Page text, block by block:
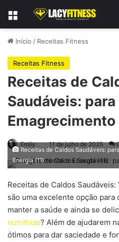
Menu
Início / Receitas Fitness
Receitas Fitness
Receitas de
Saudáveis:
Emagrecimento
Emily 11 de julho de 2025
Receitas de Caldos Saudáveis:
Energia (11)
Receitas de Caldos
são uma excelente opção para
manter a saúde e ainda se
nutritivas? Além de ajudarem
ótimos para dar saciedade e